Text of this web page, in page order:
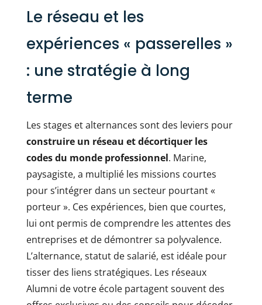
Le réseau et les
expériences « passerelles »
: une stratégie à long
terme
Les stages et alternances sont des leviers pour
construire un réseau et décortiquer les
codes du monde professionnel. Marine,
paysagiste, a multiplié les missions courtes
pour s’intégrer dans un secteur pourtant «
porteur ». Ces expériences, bien que courtes,
lui ont permis de comprendre les attentes des
entreprises et de démontrer sa polyvalence.
L’alternance, statut de salarié, est idéale pour
tisser des liens stratégiques. Les réseaux
Alumni de votre école partagent souvent des